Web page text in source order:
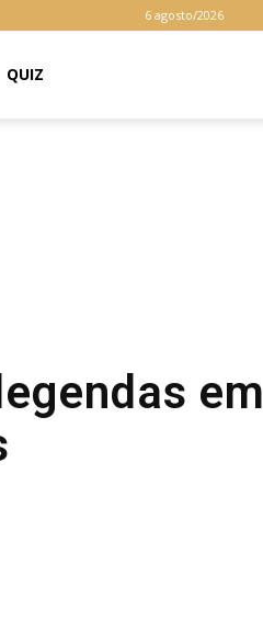
6 agosto/2026
QUIZ
em